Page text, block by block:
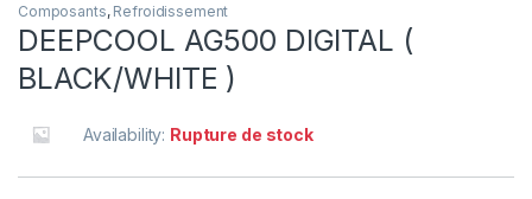
Composants, Refroidissement
DEEPCOOL AG500 DIGITAL (
BLACK/WHITE )
Availability: Rupture de stock